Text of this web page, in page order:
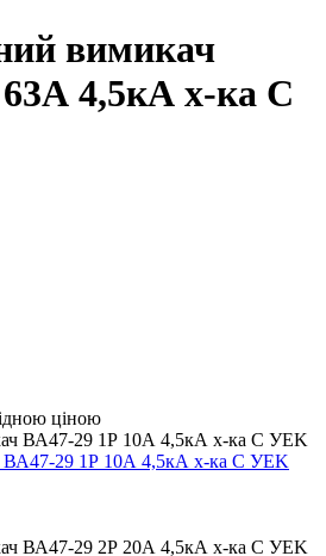
вимикач
4,5кА х-ка С
ціною
ВА47-29 1Р 10А 4,5кА х-ка C УEK